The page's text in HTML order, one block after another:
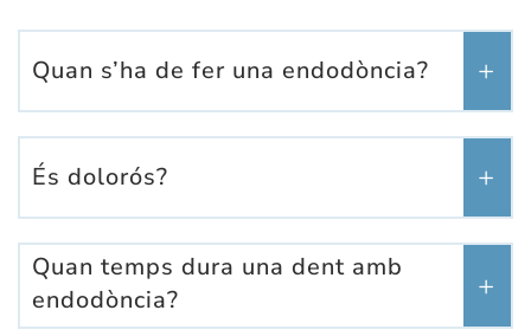
Quan s’ha de fer una endodòncia?
És dolorós?
Quan temps dura una dent amb
endodòncia?